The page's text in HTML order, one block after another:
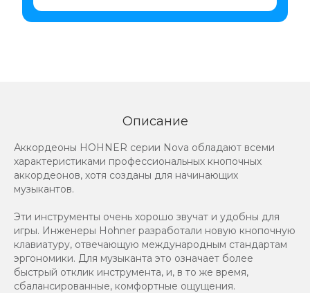
Описание
Аккордеоны HOHNER серии Nova обладают всеми
характеристиками профессиональных кнопочных
аккордеонов, хотя созданы для начинающих
музыкантов.
Эти инструменты очень хорошо звучат и удобны для
игры. Инженеры Hohner разработали новую кнопочную
клавиатуру, отвечающую международным стандартам
эргономики. Для музыканта это означает более
быстрый отклик инструмента, и, в то же время,
сбалансированные, комфортные ощущения.